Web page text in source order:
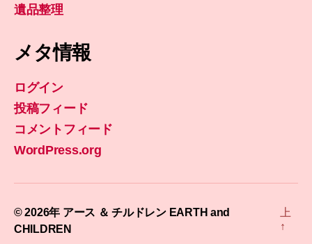
遺品整理
メタ情報
ログイン
投稿フィード
コメントフィード
WordPress.org
© 2026年 アース ＆ チルドレン EARTH and
CHILDREN
上
↑